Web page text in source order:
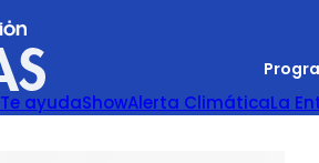
Te ayudaShowAlerta ClimáticaLa